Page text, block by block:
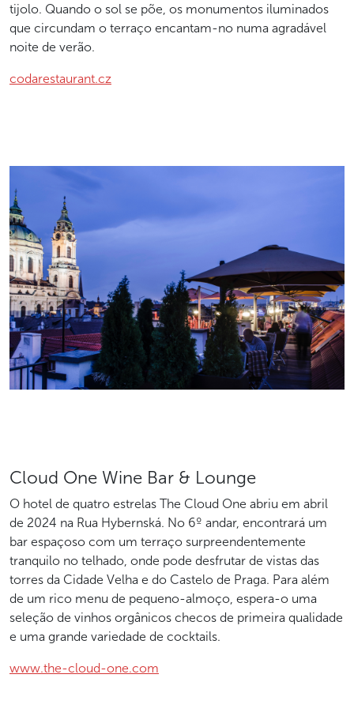
tijolo. Quando o sol se põe, os monumentos iluminados
que circundam o terraço encantam-no numa agradável
noite de verão.
codarestaurant.cz
Cloud One Wine Bar & Lounge
O hotel de quatro estrelas The Cloud One abriu em abril
de 2024 na Rua Hybernská. No 6º andar, encontrará um
bar espaçoso com um terraço surpreendentemente
tranquilo no telhado, onde pode desfrutar de vistas das
torres da Cidade Velha e do Castelo de Praga. Para além
de um rico menu de pequeno-almoço, espera-o uma
seleção de vinhos orgânicos checos de primeira qualidade
e uma grande variedade de cocktails.
www.the-cloud-one.com